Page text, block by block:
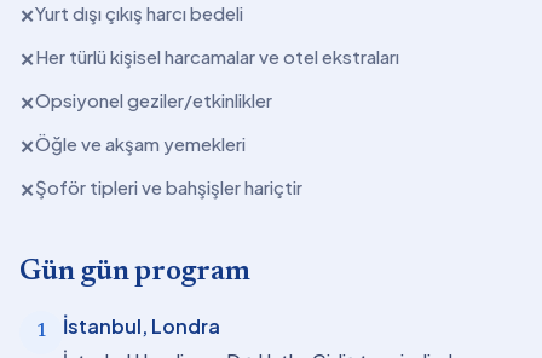
✕Yurt dışı çıkış harcı bedeli
✕Her türlü kişisel harcamalar ve otel ekstraları
✕Opsiyonel geziler/etkinlikler
✕Öğle ve akşam yemekleri
✕Şoför tipleri ve bahşişler hariçtir
Gün gün program
1 İstanbul, Londra